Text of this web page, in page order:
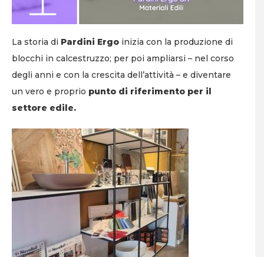
La storia di Pardini Ergo inizia con la produzione di
blocchi in calcestruzzo; per poi ampliarsi – nel corso
degli anni e con la crescita dell’attività – e diventare
un vero e proprio punto di riferimento per il
settore edile.